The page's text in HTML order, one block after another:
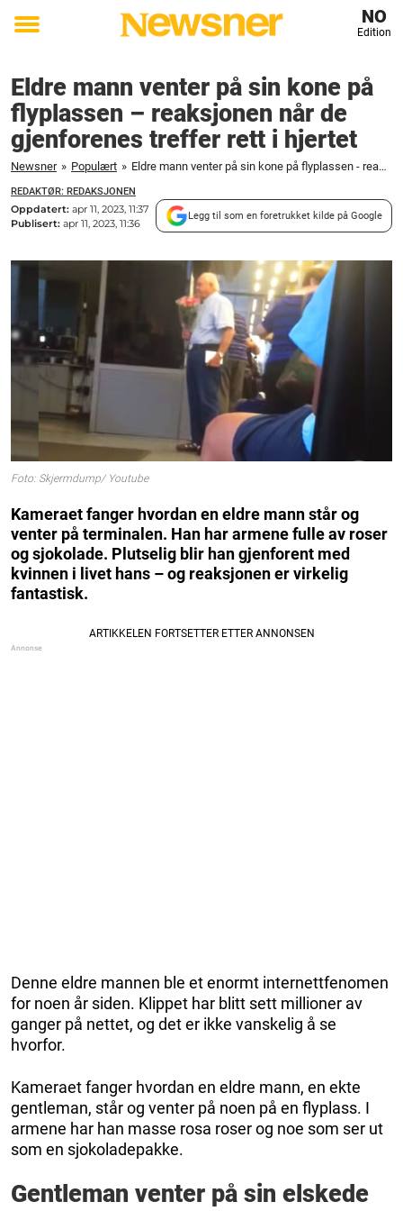
Toggle
NO
Edition
Eldre mann venter på sin kone på
flyplassen – reaksjonen når de
gjenforenes treffer rett i hjertet
Newsner » Populært » Eldre mann venter på sin kone på flyplassen - reaksjonen når de gjenforenes treffer rett i hjertet
REDAKTØR: REDAKSJONEN
Oppdatert: apr 11, 2023, 11:37
Publisert: apr 11, 2023, 11:36
Legg til som en foretrukket kilde på Google
Foto: Skjermdump/ Youtube
Kameraet fanger hvordan en eldre mann står og
venter på terminalen. Han har armene fulle av roser
og sjokolade. Plutselig blir han gjenforent med
kvinnen i livet hans – og reaksjonen er virkelig
fantastisk.
Denne eldre mannen ble et enormt internettfenomen
for noen år siden. Klippet har blitt sett millioner av
ganger på nettet, og det er ikke vanskelig å se
hvorfor.
Kameraet fanger hvordan en eldre mann, en ekte
gentleman, står og venter på noen på en flyplass. I
armene har han masse rosa roser og noe som ser ut
som en sjokoladepakke.
Gentleman venter på sin elskede